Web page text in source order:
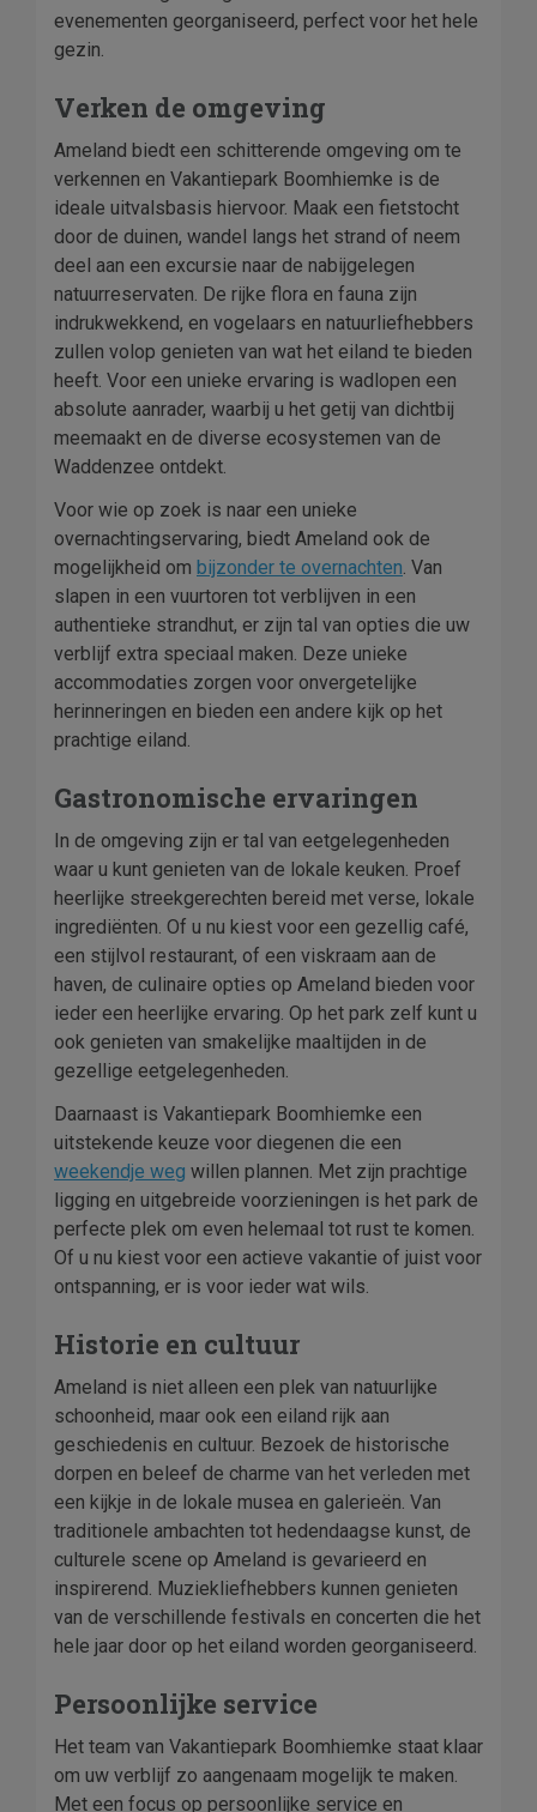
evenementen georganiseerd, perfect voor het hele
gezin.
Verken de omgeving
Ameland biedt een schitterende omgeving om te
verkennen en Vakantiepark Boomhiemke is de
ideale uitvalsbasis hiervoor. Maak een fietstocht
door de duinen, wandel langs het strand of neem
deel aan een excursie naar de nabijgelegen
natuurreservaten. De rijke flora en fauna zijn
indrukwekkend, en vogelaars en natuurliefhebbers
zullen volop genieten van wat het eiland te bieden
heeft. Voor een unieke ervaring is wadlopen een
absolute aanrader, waarbij u het getij van dichtbij
meemaakt en de diverse ecosystemen van de
Waddenzee ontdekt.
Voor wie op zoek is naar een unieke
overnachtingservaring, biedt Ameland ook de
mogelijkheid om bijzonder te overnachten. Van
slapen in een vuurtoren tot verblijven in een
authentieke strandhut, er zijn tal van opties die uw
verblijf extra speciaal maken. Deze unieke
accommodaties zorgen voor onvergetelijke
herinneringen en bieden een andere kijk op het
prachtige eiland.
Gastronomische ervaringen
In de omgeving zijn er tal van eetgelegenheden
waar u kunt genieten van de lokale keuken. Proef
heerlijke streekgerechten bereid met verse, lokale
ingrediënten. Of u nu kiest voor een gezellig café,
een stijlvol restaurant, of een viskraam aan de
haven, de culinaire opties op Ameland bieden voor
ieder een heerlijke ervaring. Op het park zelf kunt u
ook genieten van smakelijke maaltijden in de
gezellige eetgelegenheden.
Daarnaast is Vakantiepark Boomhiemke een
uitstekende keuze voor diegenen die een
weekendje weg willen plannen. Met zijn prachtige
ligging en uitgebreide voorzieningen is het park de
perfecte plek om even helemaal tot rust te komen.
Of u nu kiest voor een actieve vakantie of juist voor
ontspanning, er is voor ieder wat wils.
Historie en cultuur
Ameland is niet alleen een plek van natuurlijke
schoonheid, maar ook een eiland rijk aan
geschiedenis en cultuur. Bezoek de historische
dorpen en beleef de charme van het verleden met
een kijkje in de lokale musea en galerieën. Van
traditionele ambachten tot hedendaagse kunst, de
culturele scene op Ameland is gevarieerd en
inspirerend. Muziekliefhebbers kunnen genieten
van de verschillende festivals en concerten die het
hele jaar door op het eiland worden georganiseerd.
Persoonlijke service
Het team van Vakantiepark Boomhiemke staat klaar
om uw verblijf zo aangenaam mogelijk te maken.
Met een focus op persoonlijke service en